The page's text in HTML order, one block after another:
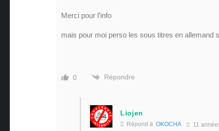
Merci pour l’info
mais pour moi perso les sous titres en allemand
0 Répondre
Liojen
Répond à OKOCHA 11